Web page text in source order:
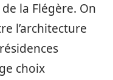
la Flégère. On
l’architecture
choix